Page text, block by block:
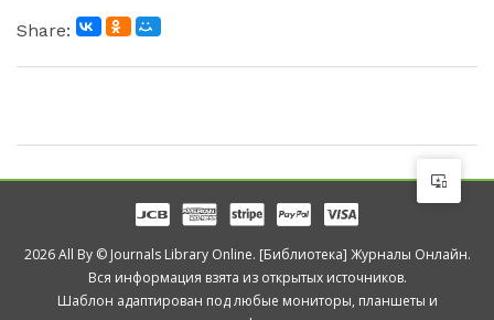
Share:
2026 All By © Journals Library Online. [Библиотека] Журналы Онлайн.
Вся информация взята из открытых источников.
Шаблон адаптирован под любые мониторы, планшеты и